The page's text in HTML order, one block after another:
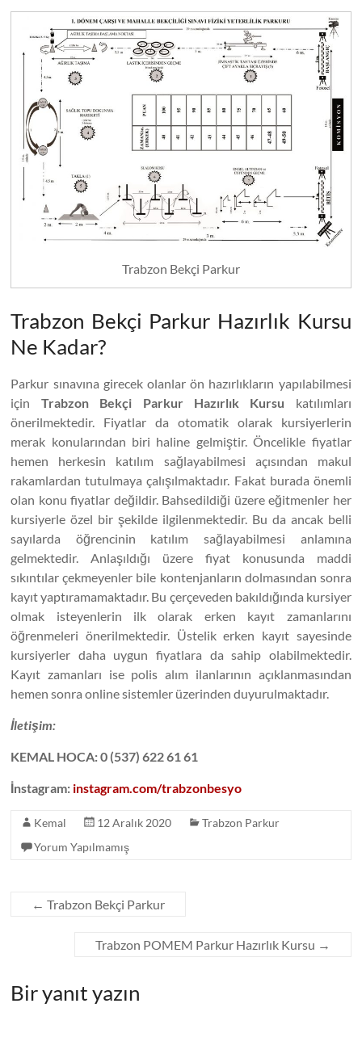
Trabzon Bekçi Parkur
Trabzon Bekçi Parkur Hazırlık Kursu
Ne Kadar?
Parkur sınavına girecek olanlar ön hazırlıkların yapılabilmesi
için Trabzon Bekçi Parkur Hazırlık Kursu katılımları
önerilmektedir. Fiyatlar da otomatik olarak kursiyerlerin
merak konularından biri haline gelmiştir. Öncelikle fiyatlar
hemen herkesin katılım sağlayabilmesi açısından makul
rakamlardan tutulmaya çalışılmaktadır. Fakat burada önemli
olan konu fiyatlar değildir. Bahsedildiği üzere eğitmenler her
kursiyerle özel bir şekilde ilgilenmektedir. Bu da ancak belli
sayılarda öğrencinin katılım sağlayabilmesi anlamına
gelmektedir. Anlaşıldığı üzere fiyat konusunda maddi
sıkıntılar çekmeyenler bile kontenjanların dolmasından sonra
kayıt yaptıramamaktadır. Bu çerçeveden bakıldığında kursiyer
olmak isteyenlerin ilk olarak erken kayıt zamanlarını
öğrenmeleri önerilmektedir. Üstelik erken kayıt sayesinde
kursiyerler daha uygun fiyatlara da sahip olabilmektedir.
Kayıt zamanları ise polis alım ilanlarının açıklanmasından
hemen sonra online sistemler üzerinden duyurulmaktadır.
İletişim:
KEMAL HOCA: 0 (537) 622 61 61
İnstagram: instagram.com/trabzonbesyo
Kemal 12 Aralık 2020
Trabzon Parkur
Yorum Yapılmamış
← Trabzon Bekçi Parkur
Trabzon POMEM Parkur Hazırlık Kursu →
Bir yanıt yazın